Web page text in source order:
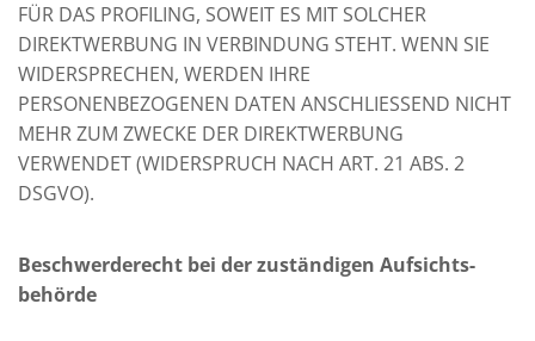
FÜR DAS PROFILING, SOWEIT ES MIT SOLCHER
DIREKTWERBUNG IN VERBINDUNG STEHT. WENN SIE
WIDERSPRECHEN, WERDEN IHRE
PERSONENBEZOGENEN DATEN ANSCHLIESSEND NICHT
MEHR ZUM ZWECKE DER DIREKTWERBUNG
VERWENDET (WIDERSPRUCH NACH ART. 21 ABS. 2
DSGVO).
Beschwerde­recht bei der zuständigen Aufsichts­
behörde